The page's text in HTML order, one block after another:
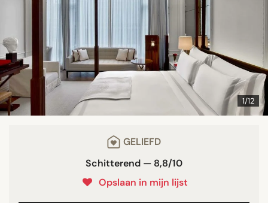
1/12
GELIEFD
Schitterend — 8,8/10
Opslaan in mijn lijst